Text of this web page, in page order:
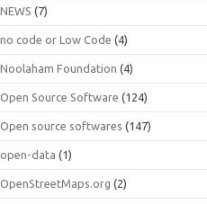
NEWS (7)
no code or Low Code (4)
Noolaham Foundation (4)
Open Source Software (124)
Open source softwares (147)
open-data (1)
OpenStreetMaps.org (2)